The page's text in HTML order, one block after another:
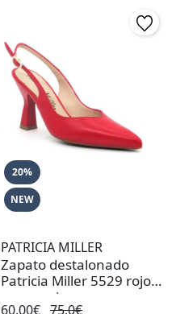
20%
NEW
PATRICIA MILLER
Zapato destalonado
Patricia Miller 5529 rojo
para mujer
60,00€ 75,0€